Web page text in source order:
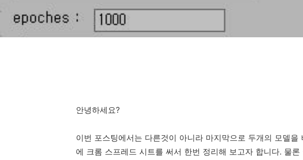
안녕하세요?
이번 포스팅에서는 다른것이 아니라 마지막으로 두개의 모델
에 크롬 스프레드 시트를 써서 한번 정리해 보고자 합니다. 물